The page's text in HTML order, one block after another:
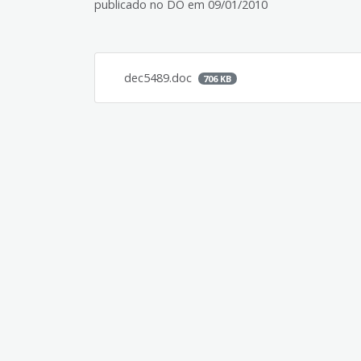
publicado no DO em 09/01/2010
dec5489.doc 706 KB